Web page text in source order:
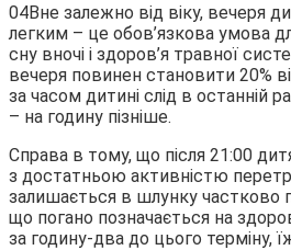
04Вне залежно від віку, вечеря
легким – це обов’язкова умова
сну вночі і здоров’я травної
вечеря повинен становити 20%
за часом дитині слід в останній
– на годину пізніше.
Справа в тому, що після 21:00
з достатньою активністю
залишається в шлунку частково
що погано позначається на
за годину-два до цього терміну,